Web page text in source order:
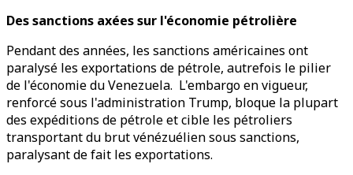
Des sanctions axées sur l'économie pétrolière
Pendant des années, les sanctions américaines ont
paralysé les exportations de pétrole, autrefois le pilier
de l'économie du Venezuela. L'embargo en vigueur,
renforcé sous l'administration Trump, bloque la plupart
des expéditions de pétrole et cible les pétroliers
transportant du brut vénézuélien sous sanctions,
paralysant de fait les exportations.